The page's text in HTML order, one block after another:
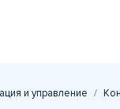
и управление